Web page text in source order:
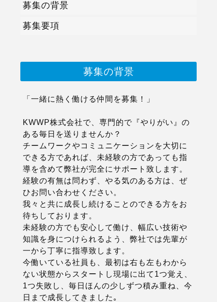
募集の背景
募集要項
募集の背景
「一緒に熱く働ける仲間を募集！」
KWWP株式会社で、専門的で『やりがい』の
ある毎日を送りませんか？
チームワークやコミュニケーションを大切に
できる方であれば、未経験の方であっても指
導を含めて弊社が完全にサポート致します。
経験の有無は問わず、やる気のある方は、ぜ
ひお問い合わせください。
我々と共に成長し続けることのできる方をお
待ちしております。
未経験の方でも安心して働け、幅広い技術や
知識を身につけられるよう、弊社では先輩が
一から丁寧に指導致します。
今働いている社員も、最初は右も左もわから
ない状態からスタートし現場に出て1つ覚え、
1つ失敗し、毎日ほんの少しずつ積み重ね、今
日まで成長してきました｡